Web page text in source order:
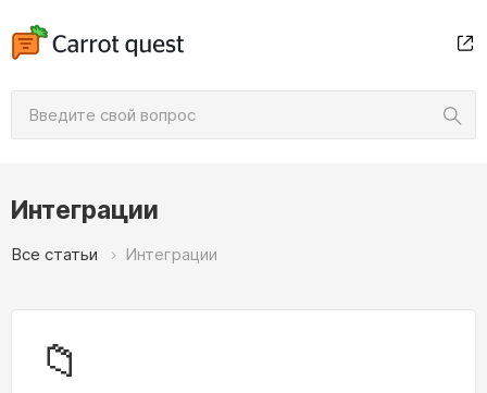
Интеграции
Все статьи Интеграции
📁